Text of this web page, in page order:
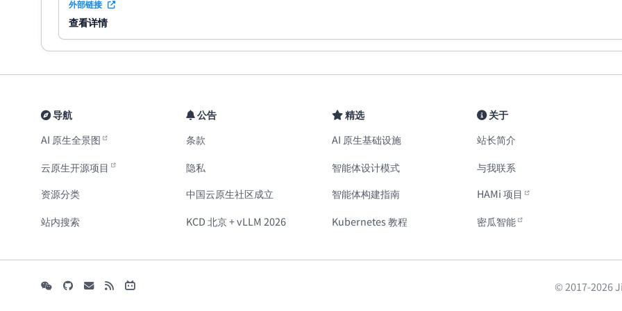
外部链接
查看详情
导航
AI 原生全景图
云原生开源项目
资源分类
站内搜索
公告
条款
隐私
中国云原生社区成立
KCD 北京 + vLLM 2026
精选
AI 原生基础设施
智能体设计模式
智能体构建指南
Kubernetes 教程
关于
站长简介
与我联系
HAMi 项目
密瓜智能
© 2017-2026